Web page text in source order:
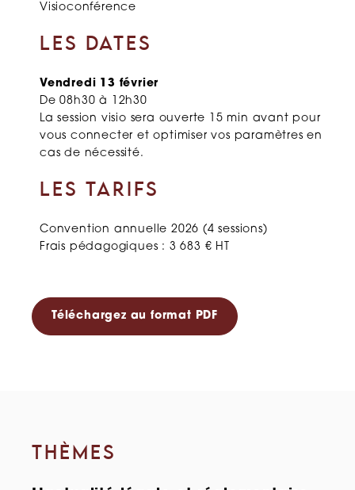
Visioconférence
LES DATES
Vendredi 13 février
De 08h30 à 12h30
La session visio sera ouverte 15 min avant pour
vous connecter et optimiser vos paramètres en
cas de nécessité.
LES TARIFS
Convention annuelle 2026 (4 sessions)
Frais pédagogiques : 3 683 € HT
Téléchargez au format PDF
THÈMES